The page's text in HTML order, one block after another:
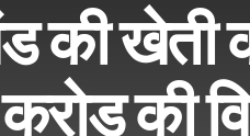
की खेती
की